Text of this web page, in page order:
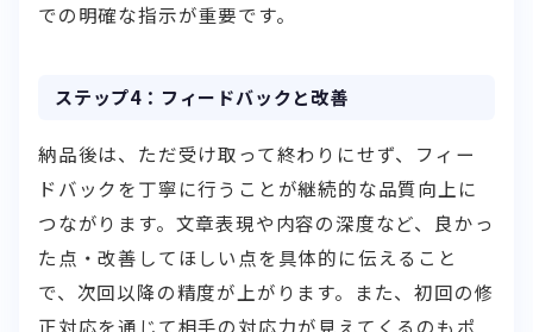
での明確な指示が重要です。
ステップ4：フィードバックと改善
納品後は、ただ受け取って終わりにせず、フィー
ドバックを丁寧に行うことが継続的な品質向上に
つながります。文章表現や内容の深度など、良かっ
た点・改善してほしい点を具体的に伝えること
で、次回以降の精度が上がります。また、初回の修
正対応を通じて相手の対応力が見えてくるのもポ